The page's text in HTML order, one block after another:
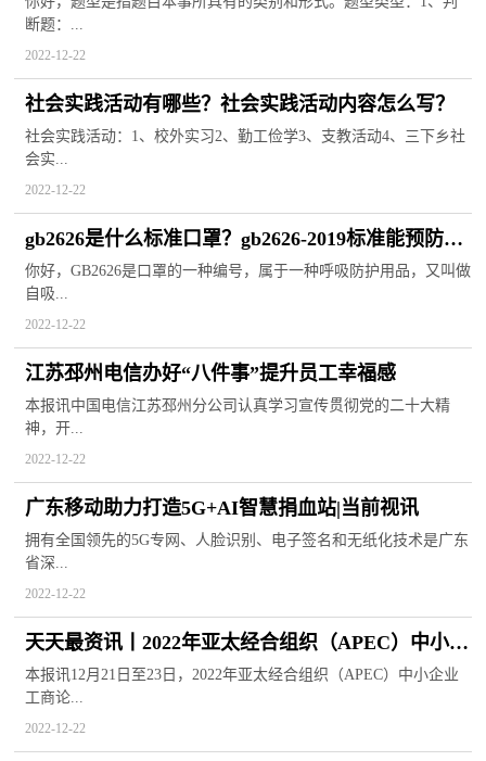
断题：...
2022-12-22
社会实践活动有哪些？社会实践活动内容怎么写？
社会实践活动：1、校外实习2、勤工俭学3、支教活动4、三下乡社
会实...
2022-12-22
gb2626是什么标准口罩？gb2626-2019标准能预防冠
状病毒吗？
你好，GB2626是口罩的一种编号，属于一种呼吸防护用品，又叫做
自吸...
2022-12-22
江苏邳州电信办好“八件事”提升员工幸福感
本报讯中国电信江苏邳州分公司认真学习宣传贯彻党的二十大精
神，开...
2022-12-22
广东移动助力打造5G+AI智慧捐血站|当前视讯
拥有全国领先的5G专网、人脸识别、电子签名和无纸化技术是广东
省深...
2022-12-22
天天最资讯丨2022年亚太经合组织（APEC）中小企
业工商论坛召开
本报讯12月21日至23日，2022年亚太经合组织（APEC）中小企业
工商论...
2022-12-22